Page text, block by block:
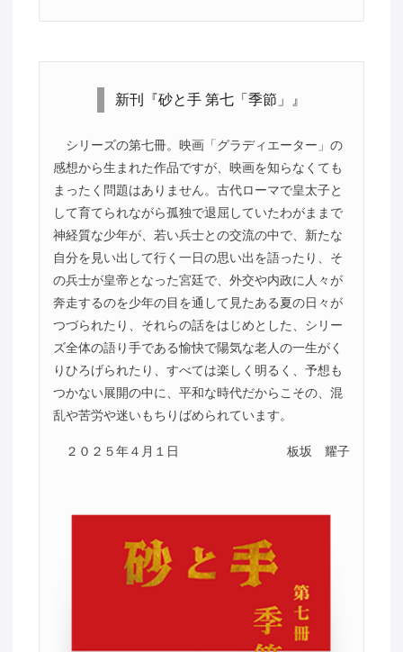
新刊『砂と手 第七「季節」』
シリーズの第七冊。映画「グラディエーター」の
感想から生まれた作品ですが、映画を知らなくても
まったく問題はありません。古代ローマで皇太子と
して育てられながら孤独で退屈していたわがままで
神経質な少年が、若い兵士との交流の中で、新たな
自分を見い出して行く一日の思い出を語ったり、そ
の兵士が皇帝となった宮廷で、外交や内政に人々が
奔走するのを少年の目を通して見たある夏の日々が
つづられたり、それらの話をはじめとした、シリー
ズ全体の語り手である愉快で陽気な老人の一生がく
りひろげられたり、すべては楽しく明るく、予想も
つかない展開の中に、平和な時代だからこその、混
乱や苦労や迷いもちりばめられています。
２０２５年４月１日 板坂 耀子